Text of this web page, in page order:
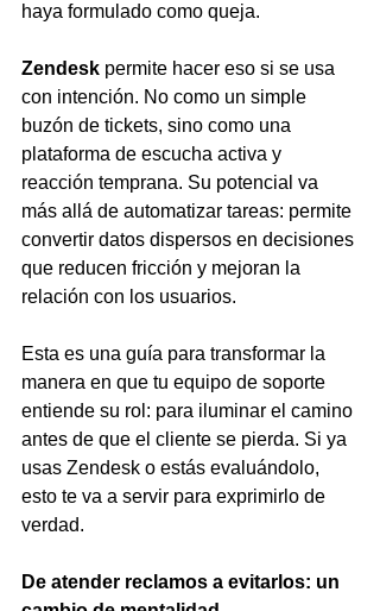
haya formulado como queja.
Zendesk permite hacer eso si se usa
con intención. No como un simple
buzón de tickets, sino como una
plataforma de escucha activa y
reacción temprana. Su potencial va
más allá de automatizar tareas: permite
convertir datos dispersos en decisiones
que reducen fricción y mejoran la
relación con los usuarios.
Esta es una guía para transformar la
manera en que tu equipo de soporte
entiende su rol: para iluminar el camino
antes de que el cliente se pierda. Si ya
usas Zendesk o estás evaluándolo,
esto te va a servir para exprimirlo de
verdad.
De atender reclamos a evitarlos: un